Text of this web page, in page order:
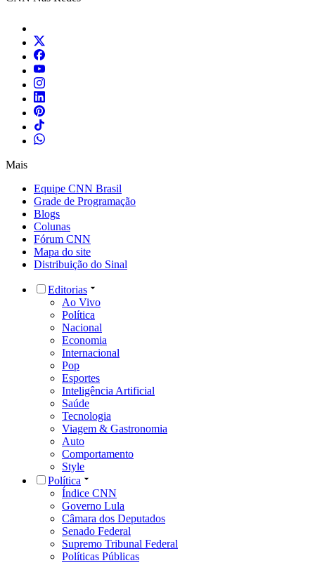
Mais
Equipe CNN Brasil
Grade de Programação
Blogs
Colunas
Fórum CNN
Mapa do site
Distribuição do Sinal
Editorias
Ao Vivo
Política
Nacional
Economia
Internacional
Pop
Esportes
Inteligência Artificial
Saúde
Tecnologia
Viagem & Gastronomia
Auto
Comportamento
Style
Política
Índice CNN
Governo Lula
Câmara dos Deputados
Senado Federal
Supremo Tribunal Federal
Políticas Públicas